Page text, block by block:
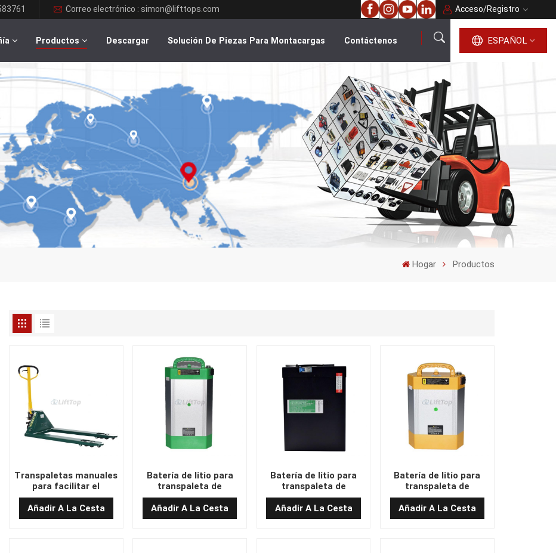
Correo electrónico : simon@lifttops.com Acceso/Registro
Productos Descargar Solución De Piezas Para Montacargas Contáctenos ESPAÑOL
español
English
français
русский
português
العربية
Hogar Productos
Transpaletas manuales
para facilitar el
movimiento de paletas
550x1150
Añadir A La Cesta
Batería de litio para
transpaleta de
carretilla elevadora de
48 V y 15 Ah (225 x 90 x
385/435)
Añadir A La Cesta
Batería de litio para
transpaleta de
carretilla elevadora
HELI de 24 V y 35 Ah
(290 x 190 x 80 mm)
Añadir A La Cesta
Batería de litio para
transpaleta de
carretilla elevadora
HELI de 24 V y 28 Ah
(222 x 88 x 340)
Añadir A La Cesta